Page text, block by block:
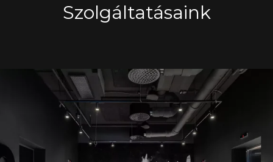
Szolgáltatásaink